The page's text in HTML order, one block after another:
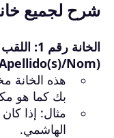
شرح لجميع
الخانة
(Apellido(s)/Nom)
هذه الخانة
بك كما هو
مثال: إذا
الهاشمي.